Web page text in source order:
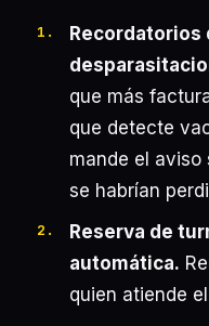
Recordatorios
que más
que detecte
mande el aviso
se habrían
Reserva de
automática.
quien atiende